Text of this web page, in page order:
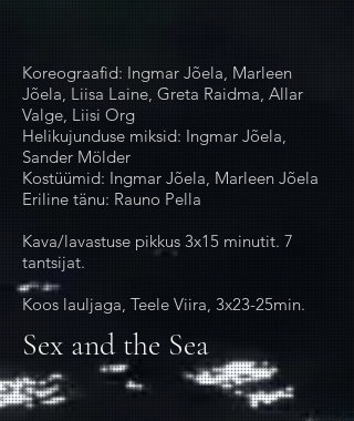
Koreograafid: Ingmar Jõela, Marleen
Jõela, Liisa Laine, Greta Raidma, Allar
Valge, Liisi Org
Helikujunduse miksid: Ingmar Jõela,
Sander Mölder
Kostüümid: Ingmar Jõela, Marleen Jõela
Eriline tänu: Rauno Pella
Kava/lavastuse pikkus 3x15 minutit. 7
tantsijat.
Koos lauljaga, Teele Viira, 3x23-25min.
Sex and the Sea